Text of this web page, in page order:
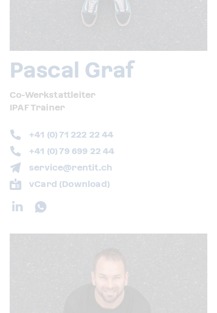
Pascal Graf
Co-Werkstattleiter
IPAF Trainer
+41 (0) 71 222 22 44
+41 (0) 79 699 22 44
service@rentit.ch
vCard (Download)